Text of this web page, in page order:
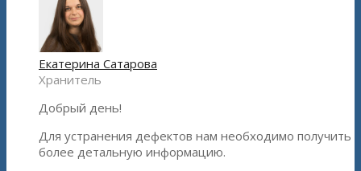
Екатерина Сатарова
Хранитель
Добрый день!
Для устранения дефектов нам необходимо получить
более детальную информацию.